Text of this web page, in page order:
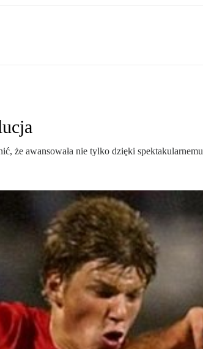
że awansowała nie tylko dzięki